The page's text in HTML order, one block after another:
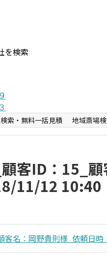
を検索
索・無料一括見積 地域斎場
客ID：15_
11/12 10:40
客名：岡野貴則様_依頼日